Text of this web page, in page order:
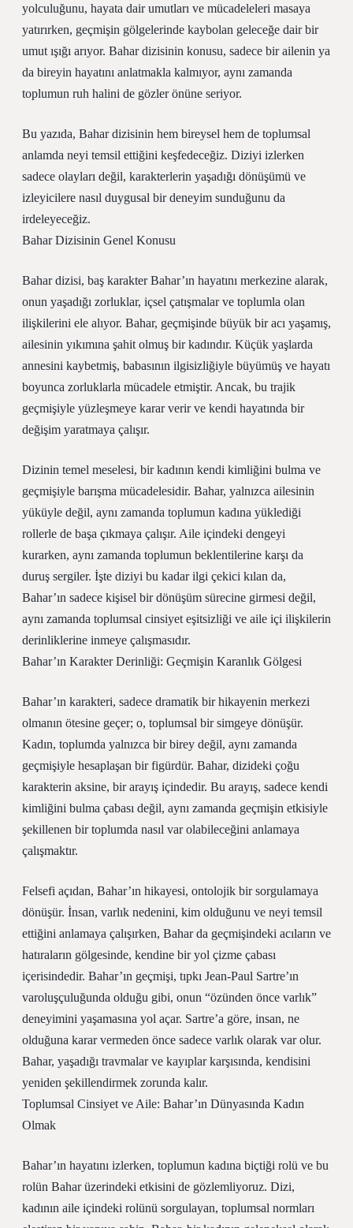
yolculuğunu, hayata dair umutları ve mücadeleleri masaya
yatırırken, geçmişin gölgelerinde kaybolan geleceğe dair bir
umut ışığı arıyor. Bahar dizisinin konusu, sadece bir ailenin ya
da bireyin hayatını anlatmakla kalmıyor, aynı zamanda
toplumun ruh halini de gözler önüne seriyor.
Bu yazıda, Bahar dizisinin hem bireysel hem de toplumsal
anlamda neyi temsil ettiğini keşfedeceğiz. Diziyi izlerken
sadece olayları değil, karakterlerin yaşadığı dönüşümü ve
izleyicilere nasıl duygusal bir deneyim sunduğunu da
irdeleyeceğiz.
Bahar Dizisinin Genel Konusu
Bahar dizisi, baş karakter Bahar’ın hayatını merkezine alarak,
onun yaşadığı zorluklar, içsel çatışmalar ve toplumla olan
ilişkilerini ele alıyor. Bahar, geçmişinde büyük bir acı yaşamış,
ailesinin yıkımına şahit olmuş bir kadındır. Küçük yaşlarda
annesini kaybetmiş, babasının ilgisizliğiyle büyümüş ve hayatı
boyunca zorluklarla mücadele etmiştir. Ancak, bu trajik
geçmişiyle yüzleşmeye karar verir ve kendi hayatında bir
değişim yaratmaya çalışır.
Dizinin temel meselesi, bir kadının kendi kimliğini bulma ve
geçmişiyle barışma mücadelesidir. Bahar, yalnızca ailesinin
yüküyle değil, aynı zamanda toplumun kadına yüklediği
rollerle de başa çıkmaya çalışır. Aile içindeki dengeyi
kurarken, aynı zamanda toplumun beklentilerine karşı da
duruş sergiler. İşte diziyi bu kadar ilgi çekici kılan da,
Bahar’ın sadece kişisel bir dönüşüm sürecine girmesi değil,
aynı zamanda toplumsal cinsiyet eşitsizliği ve aile içi ilişkilerin
derinliklerine inmeye çalışmasıdır.
Bahar’ın Karakter Derinliği: Geçmişin Karanlık Gölgesi
Bahar’ın karakteri, sadece dramatik bir hikayenin merkezi
olmanın ötesine geçer; o, toplumsal bir simgeye dönüşür.
Kadın, toplumda yalnızca bir birey değil, aynı zamanda
geçmişiyle hesaplaşan bir figürdür. Bahar, dizideki çoğu
karakterin aksine, bir arayış içindedir. Bu arayış, sadece kendi
kimliğini bulma çabası değil, aynı zamanda geçmişin etkisiyle
şekillenen bir toplumda nasıl var olabileceğini anlamaya
çalışmaktır.
Felsefi açıdan, Bahar’ın hikayesi, ontolojik bir sorgulamaya
dönüşür. İnsan, varlık nedenini, kim olduğunu ve neyi temsil
ettiğini anlamaya çalışırken, Bahar da geçmişindeki acıların ve
hatıraların gölgesinde, kendine bir yol çizme çabası
içerisindedir. Bahar’ın geçmişi, tıpkı Jean-Paul Sartre’ın
varoluşçuluğunda olduğu gibi, onun “özünden önce varlık”
deneyimini yaşamasına yol açar. Sartre’a göre, insan, ne
olduğuna karar vermeden önce sadece varlık olarak var olur.
Bahar, yaşadığı travmalar ve kayıplar karşısında, kendisini
yeniden şekillendirmek zorunda kalır.
Toplumsal Cinsiyet ve Aile: Bahar’ın Dünyasında Kadın
Olmak
Bahar’ın hayatını izlerken, toplumun kadına biçtiği rolü ve bu
rolün Bahar üzerindeki etkisini de gözlemliyoruz. Dizi,
kadının aile içindeki rolünü sorgulayan, toplumsal normları